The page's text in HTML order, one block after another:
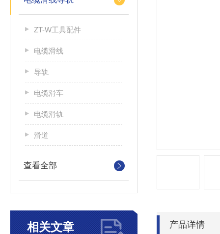
ZT-W工具配件
电缆滑线
导轨
电缆滑车
电缆滑轨
滑道
查看全部
相关文章 产品详情